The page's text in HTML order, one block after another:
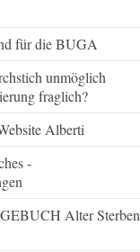
für die BUGA
unmöglich
fraglich?
Alberti
-
Alter Sterben